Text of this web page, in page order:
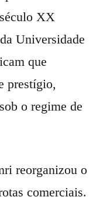
XX
Universidade
que
prestígio,
o regime de
reorganizou o
comerciais.